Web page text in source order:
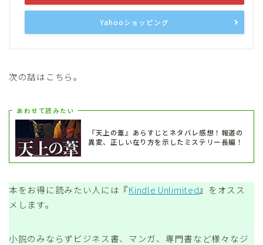
Yahooショッピング
次の話はこちら。
あわせて読みたい
『天上の葦』あらすじとネタバレ感想！報道の
異変、正しい在り方を示したミステリー長編！
本をお得に読みたい人には『Kindle Unlimited』をオスス
メします。
小説のみならずビジネス書、マンガ、専門書など様々なジ